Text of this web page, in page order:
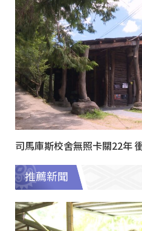
司馬庫斯校舍無照卡關22年
推薦新聞